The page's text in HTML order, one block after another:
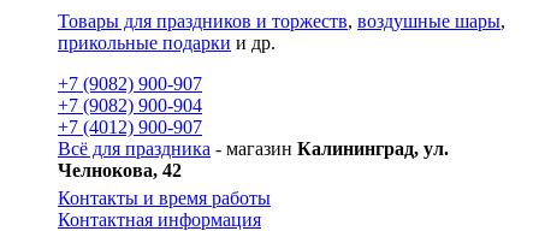
Товары для праздников и торжеств, воздушные шары,
прикольные подарки и др.
+7 (9082) 900-907
+7 (9082) 900-904
+7 (4012) 900-907
Всё для праздника - магазин Калининград, ул.
Челнокова, 42
Контакты и время работы
Контактная информация